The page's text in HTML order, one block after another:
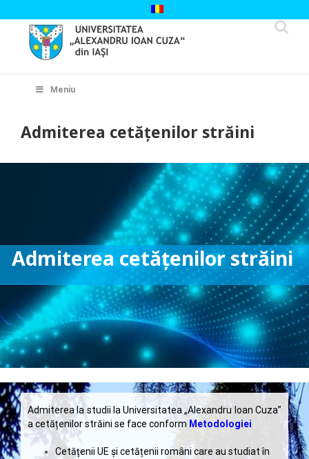
to
content
Meniu
Admiterea cetățenilor străini
Admiterea cetățenilor străini
Admiterea la studii la Universitatea „Alexandru Ioan Cuza”
a cetățenilor străini se face conform Metodologiei
Cetățenii UE și cetățenii români care au studiat în